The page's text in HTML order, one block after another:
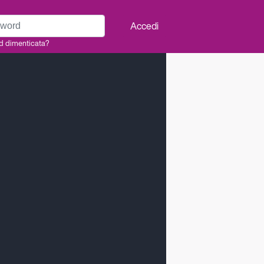
dimenticata?
Accedi